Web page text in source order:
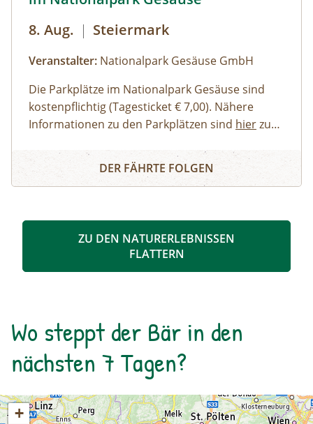
8. Aug. | Steiermark
Veranstalter: Nationalpark Gesäuse GmbH
Die Parkplätze im Nationalpark Gesäuse sind
kostenpflichtig (Tagesticket € 7,00). Nähere
Informationen zu den Parkplätzen sind hierzu
den Nationalpark Gesäuse stehen
zur
Familien, Erwachsene mit Kindern
Kinder und Jugendliche
Buch dir deinen Guide - Privat-Tour im Nationalpark
DER FÄHRTE FOLGEN
ZU DEN NATURERLEBNISSEN
FLATTERN
Wo steppt der Bär in den
nächsten 7 Tagen?
+